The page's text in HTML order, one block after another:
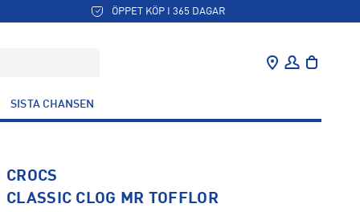
ÖPPET KÖP I 365 DAGAR
SISTA CHANSEN
CROCS
CLASSIC CLOG MR TOFFLOR